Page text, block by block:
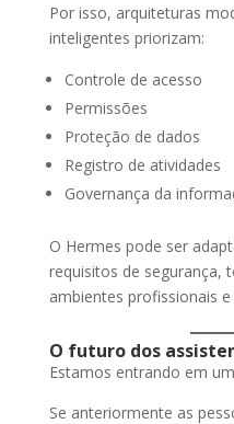
Por isso, arquiteturas
inteligentes priorizam:
Controle de acesso
Permissões
Proteção de dados
Registro de atividades
Governança da
O Hermes pode ser
requisitos de segurança,
ambientes profissionais
O futuro dos
Estamos entrando em
Se anteriormente as